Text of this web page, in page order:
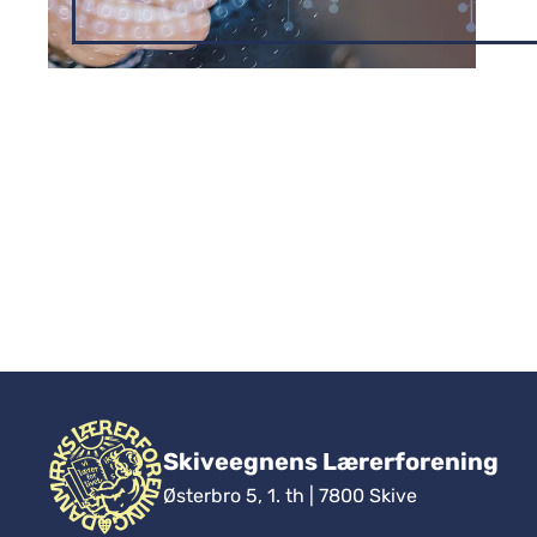
Skiveegnens Lærerforening
Østerbro 5, 1. th | 7800 Skive